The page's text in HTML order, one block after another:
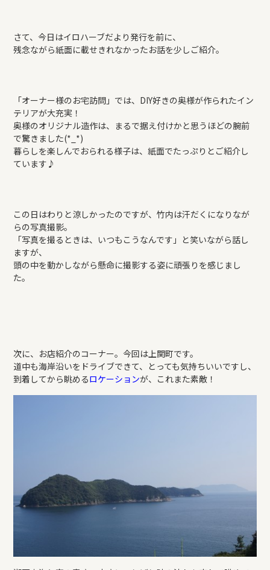
さて、今日はイロハーブだより発行を前に、
残念ながら紙面に載せきれなかったお話を少しご紹介。
「オーナー様のお宅訪問」では、DIY好きの奥様が作られたイン
テリアが大充実！
奥様のオリジナル造作は、まるで据え付けかと思うほどの腕前
で驚きました(*_*)
暮らしを楽しんでおられる様子は、紙面でたっぷりとご紹介し
ています♪
この日はわりと涼しかったのですが、竹内は汗だくになりなが
らの写真撮影。
「写真を撮るときは、いつもこうなんです」と笑いながら話し
ますが、
頭の中を動かしながら懸命に撮影する姿に頑張りを感じまし
た。
次に、お店紹介のコーナー。今回は上関町です。
道中も海岸沿いをドライブできて、とっても気持ちいいですし、
到着してから眺めるロケーションが、これまた素敵！